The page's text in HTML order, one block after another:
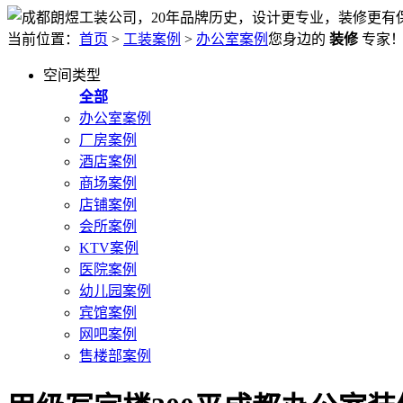
当前位置： 首页 > 工装案例 > 办公室案例 您身边的 装修专家
空间类型
全部
办公室案例
厂房案例
酒店案例
商场案例
店铺案例
会所案例
KTV案例
医院案例
幼儿园案例
宾馆案例
网吧案例
售楼部案例